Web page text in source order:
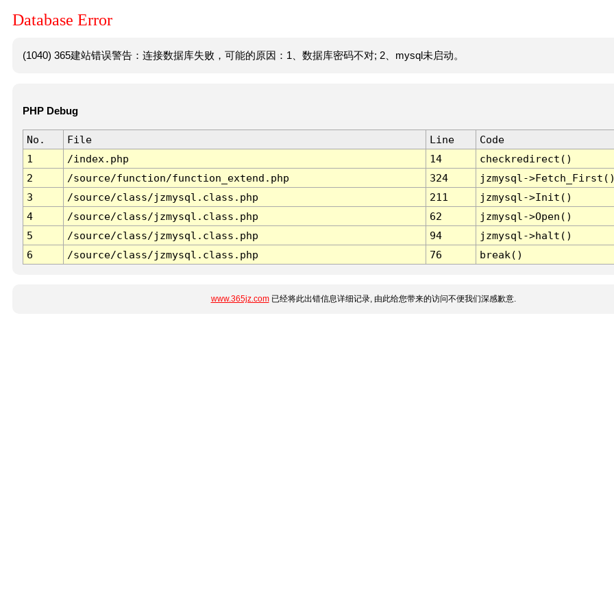
Database Error
(1040) 365建站错误警告：连接数据库失败，可能的原因：1、数据库密码不对; 2、mysql未启动。
PHP Debug
No. File Line
Code
1
/index.php 14
checkredirect()
2
/source/function/function_extend.php 324
jzmysql-
3
/source/class/jzmysql.class.php 211
jzmysql->Init()
4
/source/class/jzmysql.class.php 62
jzmysql->Open()
5
/source/class/jzmysql.class.php 94
jzmysql->halt()
6
/source/class/jzmysql.class.php 76 break()
www.365jz.com已经将此出错信息详细记录, 由此给您带来的访问不便我们深感歉意.